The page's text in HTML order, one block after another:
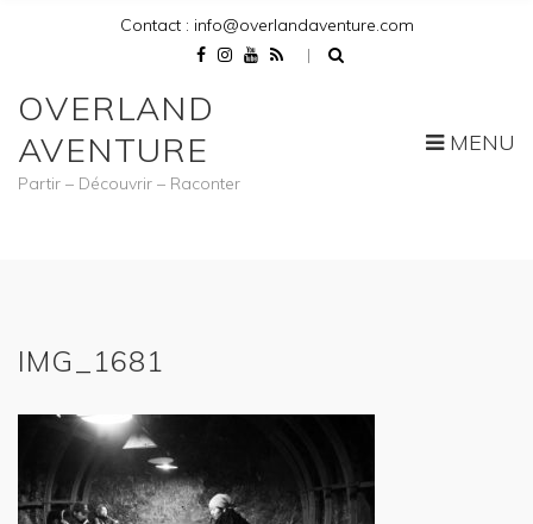
Contact : info@overlandaventure.com
OVERLAND
AVENTURE
Partir – Découvrir – Raconter
MENU
IMG_1681